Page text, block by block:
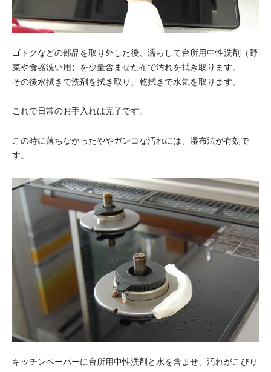
ゴトクなどの部品を取り外した後、濡らして台所用中性洗剤（野
菜や食器洗い用）を少量含ませた布で汚れを拭き取ります。
その後水拭きで洗剤を拭き取り、乾拭きで水気を取ります。
これで日常のお手入れは完了です。
この時に落ちなかったややガンコな汚れには、湿布法が有効で
す。
キッチンペーパーに台所用中性洗剤と水を含ませ、汚れがこびり